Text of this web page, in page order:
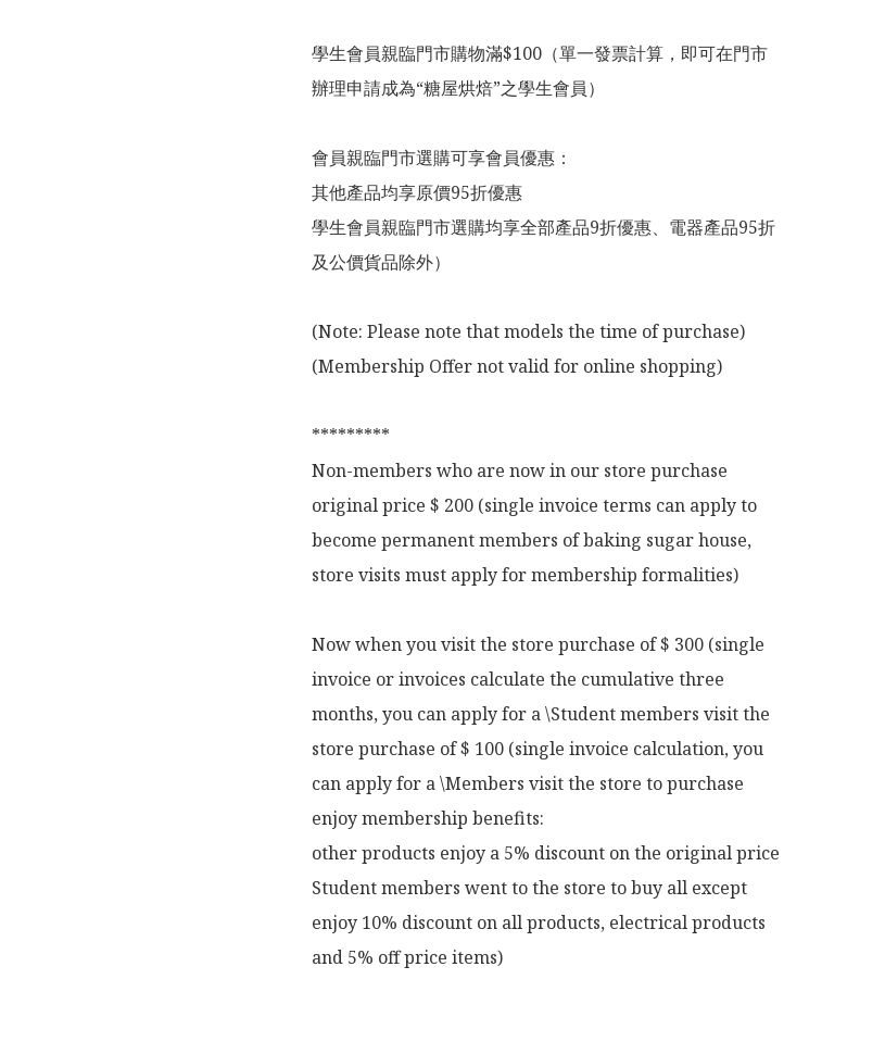
學生會員親臨門市購物滿$100（單一發票計算，即可在門市
辦理申請成為“糖屋烘焙”之學生會員）
會員親臨門市選購可享會員優惠：
其他產品均享原價95折優惠
學生會員親臨門市選購均享全部產品9折優惠、電器產品95折
及公價貨品除外）
(Note: Please note that models the time of purchase)
(Membership Offer not valid for online shopping)
*********
Non-members who are now in our store purchase
original price $ 200 (single invoice terms can apply to
become permanent members of baking sugar house,
store visits must apply for membership formalities)
Now when you visit the store purchase of $ 300 (single
invoice or invoices calculate the cumulative three
months, you can apply for a \Student members visit the
store purchase of $ 100 (single invoice calculation, you
can apply for a \Members visit the store to purchase
enjoy membership benefits:
other products enjoy a 5% discount on the original price
Student members went to the store to buy all except
enjoy 10% discount on all products, electrical products
and 5% off price items)